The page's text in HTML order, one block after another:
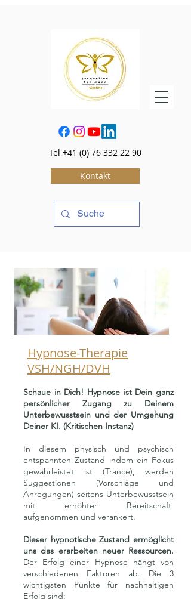
Tel +41 (0) 76 332 22 90
Kontakt
Hypnose-Therapie
VSH/NGH/DVH
Schaue in Dich! Hypnose ist Dein ganz
persönlicher Zugang zu Deinem
Unterbewusstsein und der Umgehung
Deiner KI. (Kritischen Instanz)
In diesem physisch und psychisch
entspannten Zustand indem ein Fokus
gewährleistet ist (Trance), werden
Suggestionen (Vorschläge und
Anregungen) seitens Unterbewusstsein
mit erhöhter Bereitschaft
aufgenommen und verankert.
Dieser hypnotische Zustand ermöglicht
uns das erarbeiten neuer Ressourcen.
Der Erfolg einer Hypnose hängt von
verschiedenen Faktoren ab. Die 3
wichtigsten Punkte für nachhaltigen
Erfolg sind: